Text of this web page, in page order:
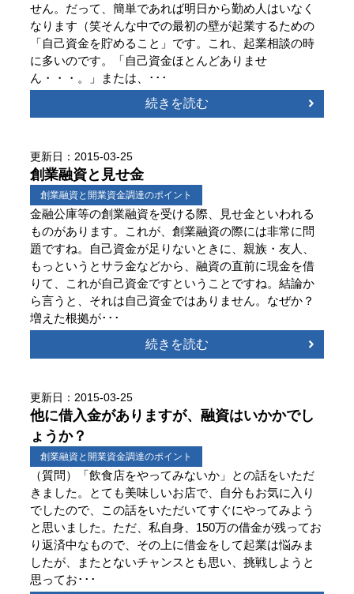
せん。だって、簡単であれば明日から勤め人はいなく
なります（笑そんな中での最初の壁が起業するための
「自己資金を貯めること」です。これ、起業相談の時
に多いのです。「自己資金ほとんどありませ
ん・・・。」または、･･･
続きを読む
更新日：2015-03-25
創業融資と見せ金
金融公庫等の創業融資を受ける際、見せ金といわれる
ものがあります。これが、創業融資の際には非常に問
題ですね。自己資金が足りないときに、親族・友人、
もっというとサラ金などから、融資の直前に現金を借
りて、これが自己資金ですということですね。結論か
ら言うと、それは自己資金ではありません。なぜか？
増えた根拠が･･･
創業融資と開業資金調達のポイント
続きを読む
更新日：2015-03-25
他に借入金がありますが、融資はいかかでし
ょうか？
（質問）「飲食店をやってみないか」との話をいただ
きました。とても美味しいお店で、自分もお気に入り
でしたので、この話をいただいてすぐにやってみよう
と思いました。ただ、私自身、150万の借金が残ってお
り返済中なもので、その上に借金をして起業は悩みま
したが、またとないチャンスとも思い、挑戦しようと
思ってお･･･
創業融資と開業資金調達のポイント